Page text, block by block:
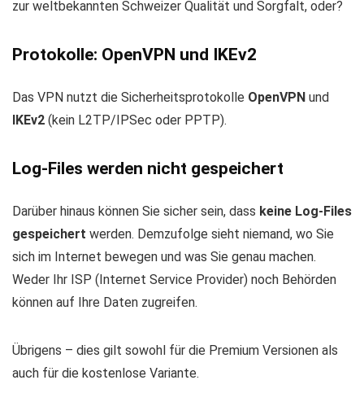
zur weltbekannten Schweizer Qualität und Sorgfalt, oder?
Protokolle: OpenVPN und IKEv2
Das VPN nutzt die Sicherheitsprotokolle OpenVPN und
IKEv2 (kein L2TP/IPSec oder PPTP).
Log-Files werden nicht gespeichert
Darüber hinaus können Sie sicher sein, dass keine Log-Files
gespeichert werden. Demzufolge sieht niemand, wo Sie
sich im Internet bewegen und was Sie genau machen.
Weder Ihr ISP (Internet Service Provider) noch Behörden
können auf Ihre Daten zugreifen.
Übrigens – dies gilt sowohl für die Premium Versionen als
auch für die kostenlose Variante.